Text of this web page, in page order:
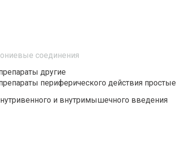
соединения
другие
периферического действия простые
и внутримышечного введения